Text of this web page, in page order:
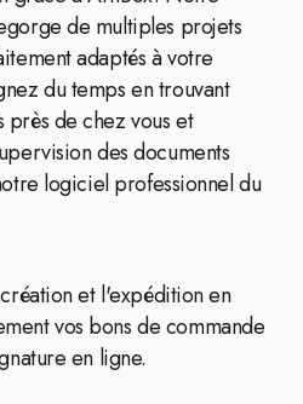
de multiples projets
adaptés à votre
du temps en trouvant
de chez vous et
des documents
logiciel professionnel du
et l'expédition en
vos bons de commande
en ligne.